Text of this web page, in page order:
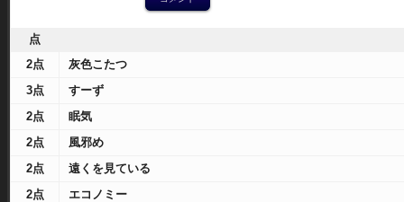
点
2点
灰色こたつ
3点
すーず
2点
眠気
2点
風邪め
2点
遠くを見ている
2点
エコノミー